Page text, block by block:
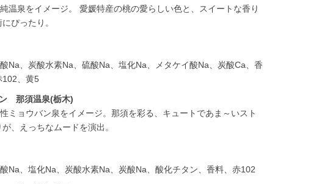
温泉をイメージ。 愛媛特産の桃の愛らしい色と、スイートな香り
ぴったり。
Na、炭酸水素Na、硫酸Na、塩化Na、メタケイ酸Na、炭酸Ca、香
102、黄5
那須温泉(栃木)
ミョウバン泉をイメージ。那須を彩る、キュートであま～いスト
、えっちなムードを演出。
Na、塩化Na、炭酸水素Na、炭酸Na、酸化チタン、香料、赤102